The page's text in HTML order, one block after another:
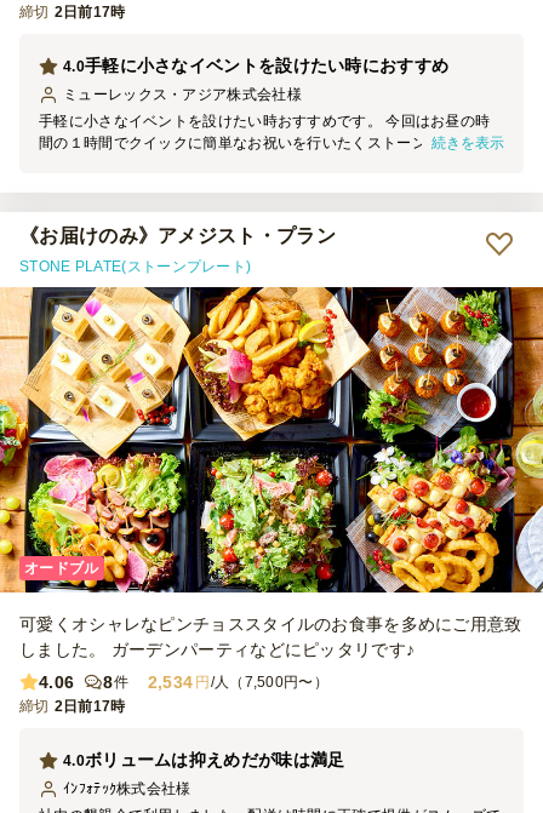
締切 2日前17時
手軽に小さなイベントを設けたい時におすすめ
4.0
ミューレックス・アジア株式会社様
手軽に小さなイベントを設けたい時おすすめです。 今回はお昼の時
間の１時間でクイックに簡単なお祝いを行いたくストーンプレートゴ
片付けも一瞬ででき、とても便利でした。 味は美味しかったですが
値段に見合わない感じでしたので3.5を評価致しました。
続きを表示
《お届けのみ》アメジスト・プラン
STONE PLATE(ストーンプレート)
オードブル
可愛くオシャレなピンチョススタイルのお食事を多めにご用意致
しました。 ガーデンパーティなどにピッタリです♪
4.06
8件 2,534 円 /人（7,500円〜）
締切 2日前17時
ボリュームは抑えめだが味は満足
4.0
ｲﾝﾌｫﾃｯｸ株式会社様